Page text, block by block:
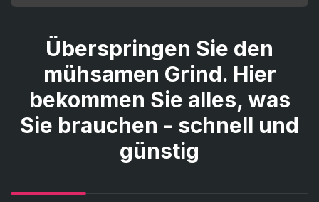
Überspringen Sie den
mühsamen Grind. Hier
bekommen Sie alles, was
Sie brauchen - schnell und
günstig